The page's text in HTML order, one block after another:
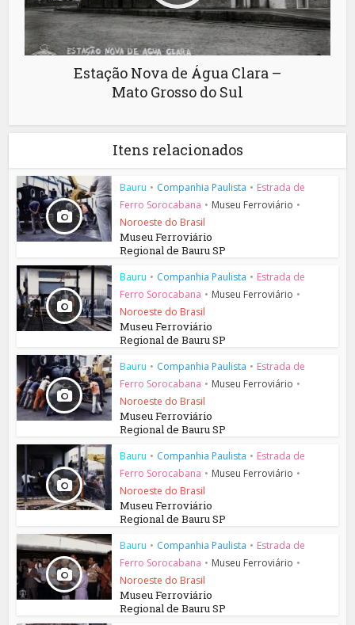
Estação Nova de Água Clara –
Mato Grosso do Sul
Itens relacionados
Bauru • Companhia Paulista • Estrada de
Ferro Sorocabana • Museu Ferroviário •
Noroeste do Brasil
Museu Ferroviário
Regional de Bauru SP
Bauru • Companhia Paulista • Estrada de
Ferro Sorocabana • Museu Ferroviário •
Noroeste do Brasil
Museu Ferroviário
Regional de Bauru SP
Bauru • Companhia Paulista • Estrada de
Ferro Sorocabana • Museu Ferroviário •
Noroeste do Brasil
Museu Ferroviário
Regional de Bauru SP
Bauru • Companhia Paulista • Estrada de
Ferro Sorocabana • Museu Ferroviário •
Noroeste do Brasil
Museu Ferroviário
Regional de Bauru SP
Bauru • Companhia Paulista • Estrada de
Ferro Sorocabana • Museu Ferroviário •
Noroeste do Brasil
Museu Ferroviário
Regional de Bauru SP